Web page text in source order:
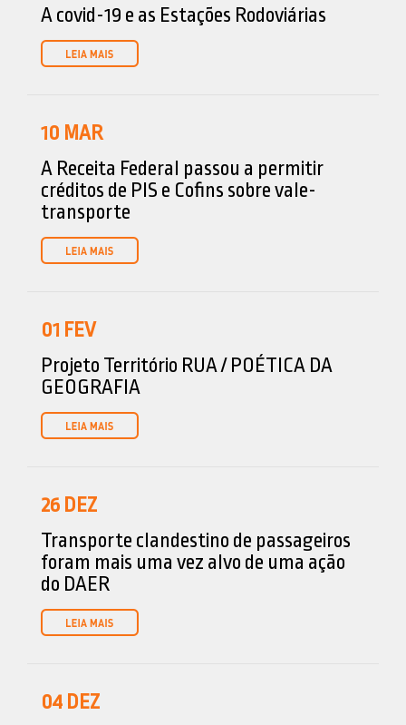
A covid-19 e as Estações Rodoviárias
10 MAR
A Receita Federal passou a permitir
créditos de PIS e Cofins sobre vale-
transporte
01 FEV
Projeto Território RUA / POÉTICA DA
GEOGRAFIA
26 DEZ
Transporte clandestino de passageiros
foram mais uma vez alvo de uma ação
do DAER
04 DEZ